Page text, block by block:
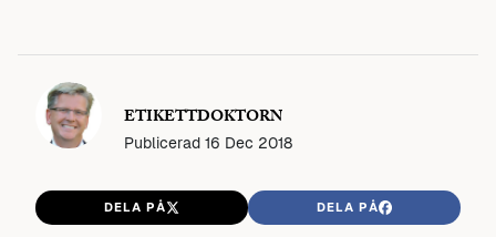
ETIKETTDOKTORN
Publicerad 16 Dec 2018
DELA PÅ DELA PÅ